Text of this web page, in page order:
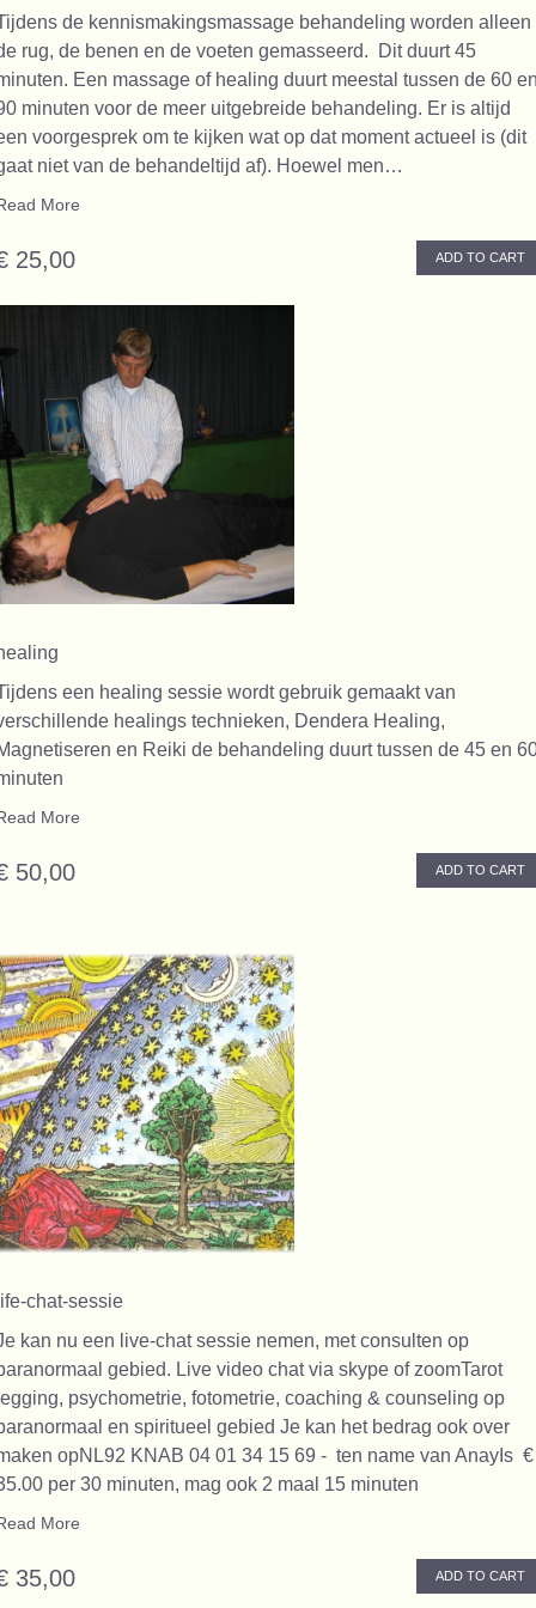
de kennismakingsmassage behandeling worden alleen
rug, de benen en de voeten gemasseerd. Dit duurt 45
Een massage of healing duurt meestal tussen de 60
minuten voor de meer uitgebreide behandeling. Er is altijd
voorgesprek om te kijken wat op dat moment actueel is (dit
niet van de behandeltijd af). Hoewel men…
More
25,00 ADD TO CART
een healing sessie wordt gebruik gemaakt van
healings technieken, Dendera Healing,
en Reiki de behandeling duurt tussen de 45 en
More
50,00 ADD TO CART
chat-sessie
kan nu een live-chat sessie nemen, met consulten op
gebied. Live video chat via skype of zoomTarot
psychometrie, fotometrie, coaching & counseling op
en spiritueel gebied Je kan het bedrag ook over
opNL92 KNAB 04 01 34 15 69 - ten name van AnayIs €
per 30 minuten, mag ook 2 maal 15 minuten
More
35,00 ADD TO CART